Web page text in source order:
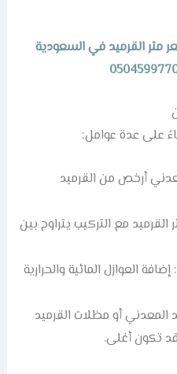
متر القرميد في السعودية
على عدة عوامل:
أرخص من القرميد
مع التركيب يتراوح بين
العوازل المائية والحرارية
المعدني أو مظلات القرميد
تكون أغلى.